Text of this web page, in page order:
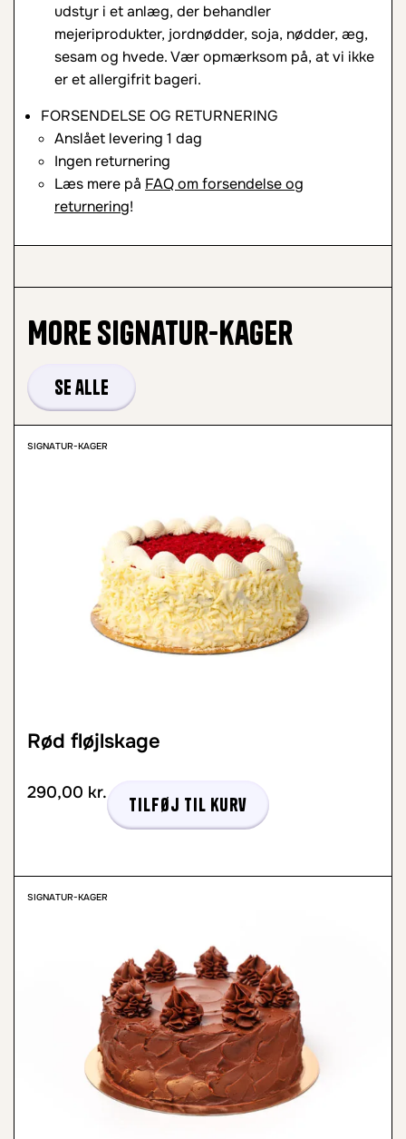
udstyr i et anlæg, der behandler
mejeriprodukter, jordnødder, soja, nødder, æg,
sesam og hvede. Vær opmærksom på, at vi ikke
er et allergifrit bageri.
FORSENDELSE OG RETURNERING
Anslået levering 1 dag
Ingen returnering
Læs mere på FAQ om forsendelse og
returnering!
MoreSignatur-kager
Se alle
SIGNATUR-KAGER
Rød fløjlskage
290,00 kr.
Tilføj til kurv
SIGNATUR-KAGER